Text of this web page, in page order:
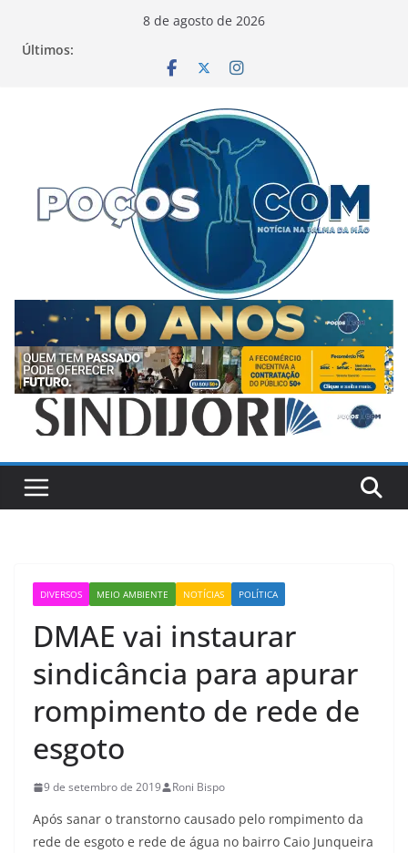
8 de agosto de 2026
Últimos:
DIVERSOS MEIO AMBIENTE NOTÍCIAS POLÍTICA
DMAE vai instaurar
sindicância para apurar
rompimento de rede de
esgoto
9 de setembro de 2019 Roni Bispo
Após sanar o transtorno causado pelo rompimento da
rede de esgoto e rede de água no bairro Caio Junqueira